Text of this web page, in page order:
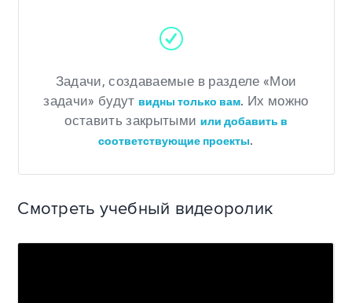
Задачи, создаваемые в разделе «Мои
задачи» будут видны только вам. Их можно
оставить закрытыми или добавить в
соответствующие проекты.
Смотреть учебный видеоролик